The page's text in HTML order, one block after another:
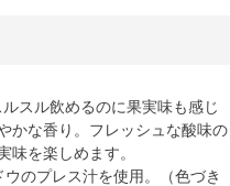
スル飲めるのに果実味も感じ
かな香り。フレッシュな酸味の
味を楽しめます。
のプレス汁を使用。（色づき